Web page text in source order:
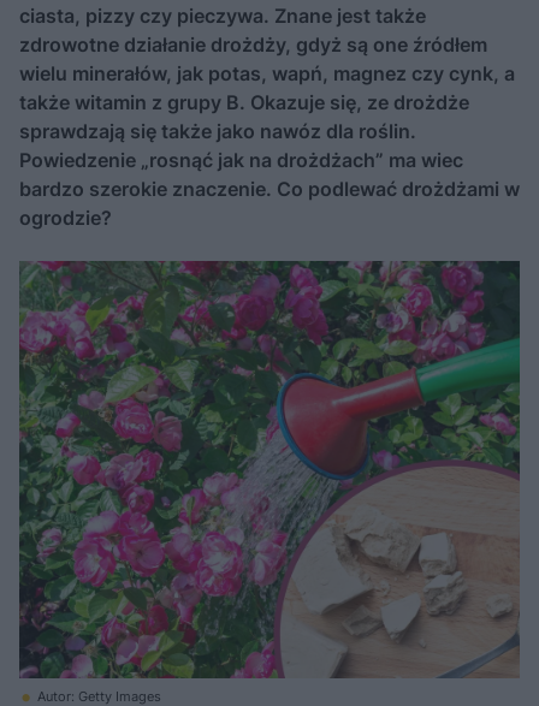
ciasta, pizzy czy pieczywa. Znane jest także
zdrowotne działanie drożdży, gdyż są one źródłem
wielu minerałów, jak potas, wapń, magnez czy cynk, a
także witamin z grupy B. Okazuje się, ze drożdże
sprawdzają się także jako nawóz dla roślin.
Powiedzenie „rosnąć jak na drożdżach” ma wiec
bardzo szerokie znaczenie. Co podlewać drożdżami w
ogrodzie?
Autor: Getty Images